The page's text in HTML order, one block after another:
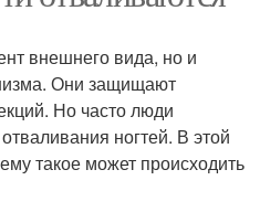
внешнего вида, но и
Они защищают
Но часто люди
ногтей. В этой
такое может происходить